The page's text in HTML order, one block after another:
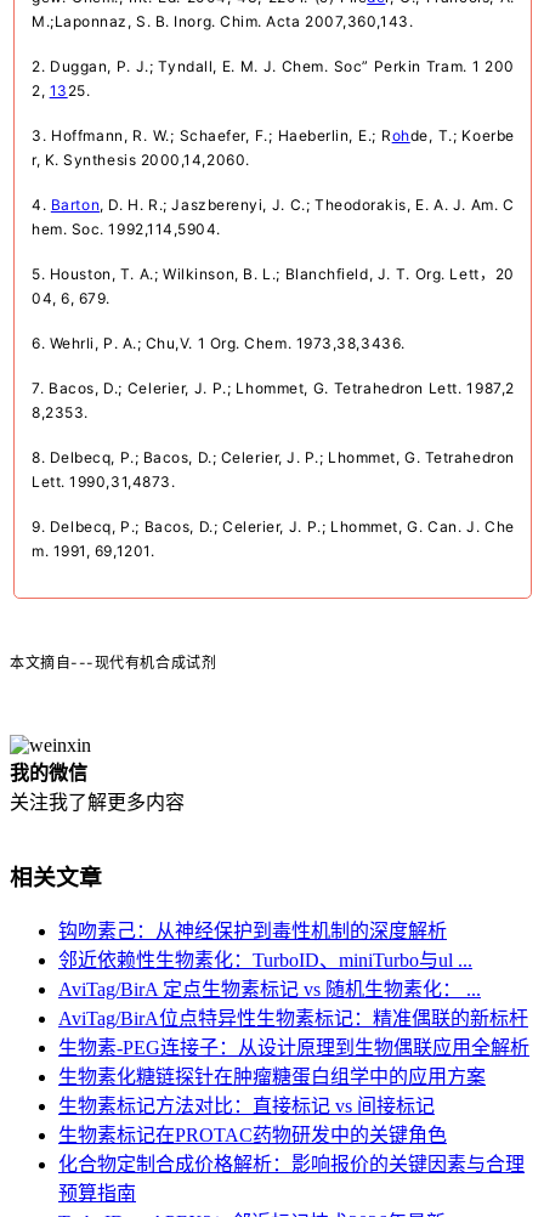
M.;Laponnaz, S. B. Inorg. Chim. Acta 2007,360,143.
2. Duggan, P. J.; Tyndall, E. M. J. Chem. Soc” Perkin Tram. 1 200
2, 13 25.
3. Hoffmann, R. W.; Schaefer, F.; Haeberlin, E.; Rohde, T.; Koerbe
r, K. Synthesis 2000,14,2060.
4. Barton, D. H. R.; Jaszberenyi, J. C.; Theodorakis, E. A. J. Am. C
hem. Soc. 1992,114,5904.
5. Houston, T. A.; Wilkinson, B. L.; Blanchfield, J. T. Org. Lett，20
04, 6, 679.
6. Wehrli, P. A.; Chu,V. 1 Org. Chem. 1973,38,3436.
7. Bacos, D.; Celerier, J. P.; Lhommet, G. Tetrahedron Lett. 1987,2
8,2353.
8. Delbecq, P.; Bacos, D.; Celerier, J. P.; Lhommet, G. Tetrahedron
Lett. 1990,31,4873.
9. Delbecq, P.; Bacos, D.; Celerier, J. P.; Lhommet, G. Can. J. Che
m. 1991, 69,1201.
本文摘自---现代有机合成试剂
我的微信
关注我了解更多内容
相关文章
钩吻素己：从神经保护到毒性机制的深度解析
邻近依赖性生物素化：TurboID、miniTurbo与ul ...
AviTag/BirA 定点生物素标记 vs 随机生物素化： ...
AviTag/BirA位点特异性生物素标记：精准偶联的新标杆
生物素-PEG连接子：从设计原理到生物偶联应用全解析
生物素化糖链探针在肿瘤糖蛋白组学中的应用方案
生物素标记方法对比：直接标记 vs 间接标记
生物素标记在PROTAC药物研发中的关键角色
化合物定制合成价格解析：影响报价的关键因素与合理
预算指南